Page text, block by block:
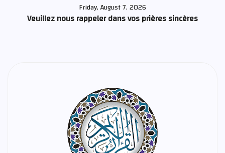
Friday, August 7, 2026
Veuillez nous rappeler dans vos prières sincères